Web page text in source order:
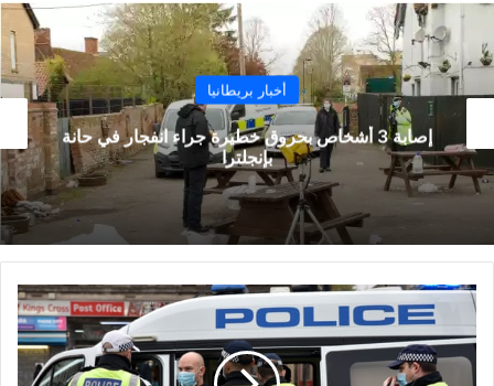
أخبار بريطانيا
إصابة 3 أشخاص بحروق خطيرة جراء انفجار في حانة
بإنجلترا
متظاهرون
مناهضون
للإغلاق
يشتبكون